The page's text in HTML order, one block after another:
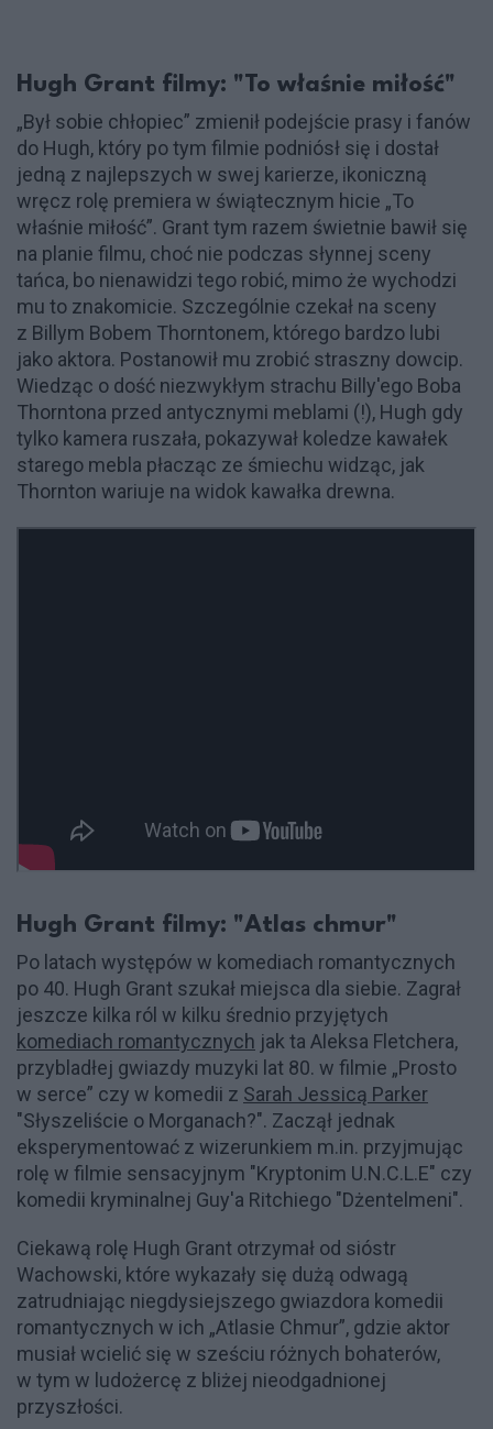
Hugh Grant filmy: "To właśnie miłość"
„Był sobie chłopiec” zmienił podejście prasy i fanów
do Hugh, który po tym filmie podniósł się i dostał
jedną z najlepszych w swej karierze, ikoniczną
wręcz rolę premiera w świątecznym hicie „To
właśnie miłość”. Grant tym razem świetnie bawił się
na planie filmu, choć nie podczas słynnej sceny
tańca, bo nienawidzi tego robić, mimo że wychodzi
mu to znakomicie. Szczególnie czekał na sceny
z Billym Bobem Thorntonem, którego bardzo lubi
jako aktora. Postanowił mu zrobić straszny dowcip.
Wiedząc o dość niezwykłym strachu Billy'ego Boba
Thorntona przed antycznymi meblami (!), Hugh gdy
tylko kamera ruszała, pokazywał koledze kawałek
starego mebla płacząc ze śmiechu widząc, jak
Thornton wariuje na widok kawałka drewna.
Hugh Grant filmy: "Atlas chmur"
Po latach występów w komediach romantycznych
po 40. Hugh Grant szukał miejsca dla siebie. Zagrał
jeszcze kilka ról w kilku średnio przyjętych
komediach romantycznych jak ta Aleksa Fletchera,
przybladłej gwiazdy muzyki lat 80. w filmie „Prosto
w serce” czy w komedii z Sarah Jessicą Parker
"Słyszeliście o Morganach?". Zaczął jednak
eksperymentować z wizerunkiem m.in. przyjmując
rolę w filmie sensacyjnym "Kryptonim U.N.C.L.E" czy
komedii kryminalnej Guy'a Ritchiego "Dżentelmeni".
Ciekawą rolę Hugh Grant otrzymał od sióstr
Wachowski, które wykazały się dużą odwagą
zatrudniając niegdysiejszego gwiazdora komedii
romantycznych w ich „Atlasie Chmur”, gdzie aktor
musiał wcielić się w sześciu różnych bohaterów,
w tym w ludożercę z bliżej nieodgadnionej
przyszłości.